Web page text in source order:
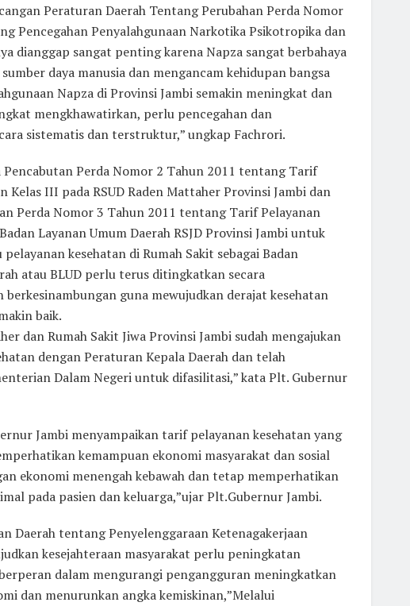
Peraturan Daerah Tentang Perubahan Perda Nomor
Pencegahan Penyalahgunaan Narkotika Psikotropika dan
dianggap sangat penting karena Napza sangat berbahaya
daya manusia dan mengancam kehidupan bangsa
Napza di Provinsi Jambi semakin meningkat dan
mengkhawatirkan, perlu pencegahan dan
sistematis dan terstruktur,” ungkap Fachrori.
Pencabutan Perda Nomor 2 Tahun 2011 tentang Tarif
Kelas III pada RSUD Raden Mattaher Provinsi Jambi dan
Perda Nomor 3 Tahun 2011 tentang Tarif Pelayanan
Layanan Umum Daerah RSJD Provinsi Jambi untuk
kesehatan di Rumah Sakit sebagai Badan
atau BLUD perlu terus ditingkatkan secara
guna mewujudkan derajat kesehatan
baik.
dan Rumah Sakit Jiwa Provinsi Jambi sudah mengajukan
dengan Peraturan Kepala Daerah dan telah
Dalam Negeri untuk difasilitasi,” kata Plt. Gubernur
Jambi menyampaikan tarif pelayanan kesehatan yang
kemampuan ekonomi masyarakat dan sosial
ekonomi menengah kebawah dan tetap memperhatikan
pada pasien dan keluarga,”ujar Plt.Gubernur Jambi.
Daerah tentang Penyelenggaraan Ketenagakerjaan
kesejahteraan masyarakat perlu peningkatan
dalam mengurangi pengangguran meningkatkan
dan menurunkan angka kemiskinan,”Melalui